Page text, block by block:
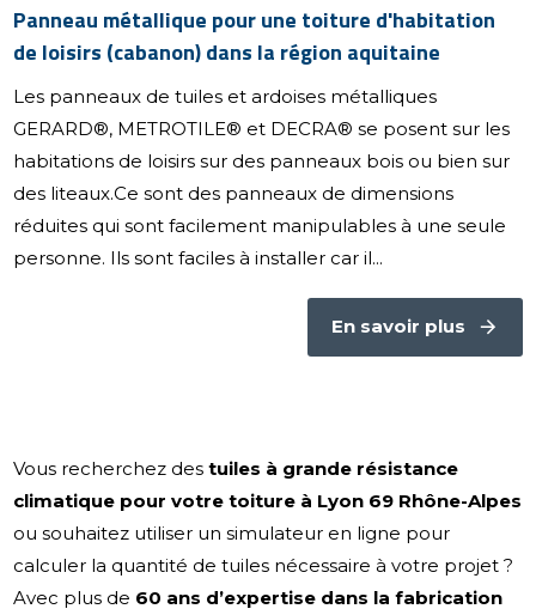
Panneau métallique pour une toiture d'habitation
de loisirs (cabanon) dans la région aquitaine
Les panneaux de tuiles et ardoises métalliques
GERARD®, METROTILE® et DECRA® se posent sur les
habitations de loisirs sur des panneaux bois ou bien sur
des liteaux.Ce sont des panneaux de dimensions
réduites qui sont facilement manipulables à une seule
personne. Ils sont faciles à installer car il...
En savoir plus
Vous recherchez destuiles à grande résistance
climatique pour votre toiture à Lyon 69 Rhône-Alpes
ou souhaitez utiliser un simulateur en ligne pour
calculer la quantité de tuiles nécessaire à votre projet ?
Avec plus de 60 ans d’expertise dans la fabrication